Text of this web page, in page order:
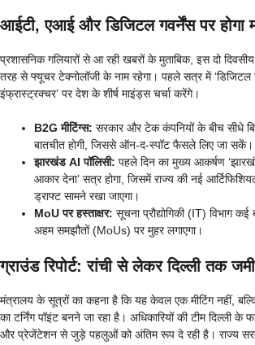
आईटी, एआई और डिजिटल गवर्नेंस पर होगा
प्रशासनिक गलियारों से आ रही खबरों के मुताबिक, इस दो
तरह से फ्यूचर टेक्नोलॉजी के नाम रहेगा। पहले सत्र में
इंफ्रास्ट्रक्चर’ पर देश के शीर्ष माइंड्स चर्चा करेंगे।
B2G मीटिंग्स: सरकार और टेक कंपनियों के बीच सीधे
बातचीत होगी, जिससे ऑन-द-स्पॉट फैसले लिए जा सकें।
झारखंड AI पॉलिसी: पहले दिन का मुख्य आकर्षण
आकार देना’ सत्र होगा, जिसमें राज्य की नई
ड्राफ्ट सामने रखा जाएगा।
MoU पर हस्ताक्षर: सूचना प्रौद्योगिकी (IT) विभाग
अहम समझौतों (MoUs) पर मुहर लगाएगा।
ग्राउंड रिपोर्ट: रांची से लेकर दिल्ली तक
मंत्रालय के सूत्रों का कहना है कि यह केवल एक मीटिंग नहीं,
का टर्निंग पॉइंट बनने जा रहा है। अधिकारियों की टीम दिल्ली के
और प्रेजेंटेशन से जुड़े पहलुओं को अंतिम रूप दे रही है। राज्य